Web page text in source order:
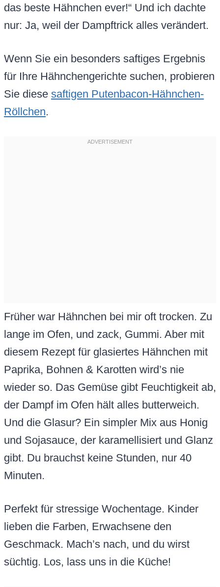
das beste Hähnchen ever!“ Und ich dachte
nur: Ja, weil der Dampftrick alles verändert.
Wenn Sie ein besonders saftiges Ergebnis
für Ihre Hähnchengerichte suchen, probieren
Sie diese saftigen Putenbacon-Hähnchen-
Röllchen.
Früher war Hähnchen bei mir oft trocken. Zu
lange im Ofen, und zack, Gummi. Aber mit
diesem Rezept für glasiertes Hähnchen mit
Paprika, Bohnen & Karotten wird’s nie
wieder so. Das Gemüse gibt Feuchtigkeit ab,
der Dampf im Ofen hält alles butterweich.
Und die Glasur? Ein simpler Mix aus Honig
und Sojasauce, der karamellisiert und Glanz
gibt. Du brauchst keine Stunden, nur 40
Minuten.
Perfekt für stressige Wochentage. Kinder
lieben die Farben, Erwachsene den
Geschmack. Mach’s nach, und du wirst
süchtig. Los, lass uns in die Küche!